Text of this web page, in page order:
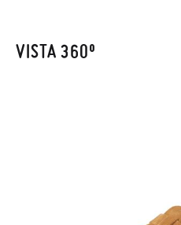
recogeremos la primera, sin
VISTA 360º